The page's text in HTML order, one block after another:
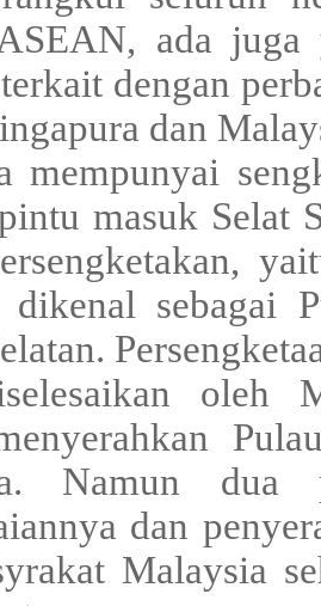
ada
dengan
dan
mempunyai
masuk Selat
dikenal sebagai
oleh
Namun dua
dan
Malaysia